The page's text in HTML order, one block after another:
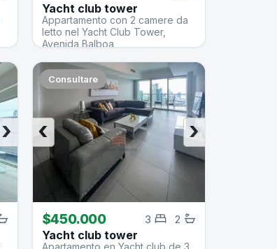
Yacht club tower
Appartamento con 2 camere da
letto nel Yacht Club Tower,
Avenida Balboa
›
Consultare
›
‹
$450.000 2
3
Yacht club tower
Apartamento en Yacht club de 3